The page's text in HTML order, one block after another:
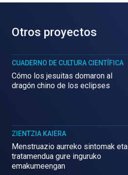
Otros proyectos
CUADERNO DE CULTURA CIENTÍFICA
Cómo los jesuitas domaron al
dragón chino de los eclipses
ZIENTZIA KAIERA
Menstruazio aurreko sintomak eta
tratamendua gure inguruko
emakumeengan